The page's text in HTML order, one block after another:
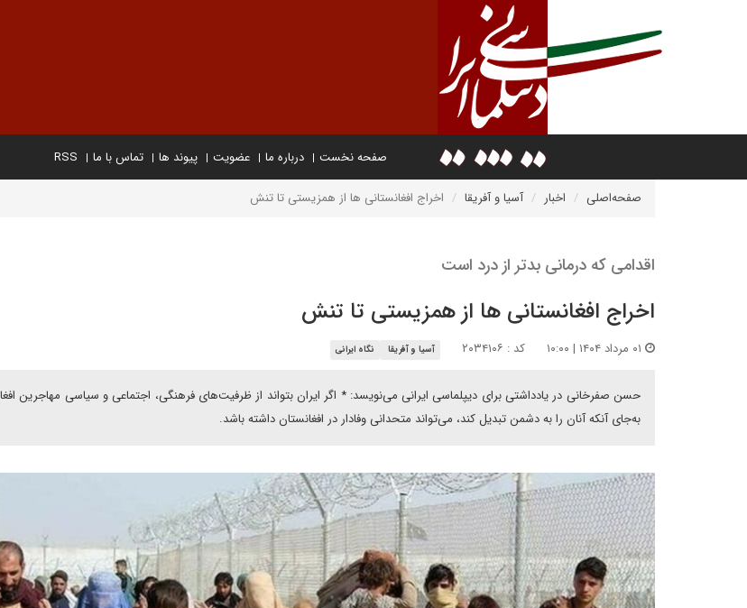
صفحه نخست درباره ما عضویت پیوند ها تماس با ما RSS
صفحه‌اصلی اخبار آسیا و آفریقا اخراج افغانستانی ها از همزیستی تا تنش
اقدامی که درمانی بدتر از درد است
اخراج افغانستانی ها از همزیستی تا تنش
کد : ۲۰۳۴۱۰۶ آسیا و آفریقا نگاه ایرانی
حسن صفرخانی در یادداشتی برای دیپلماسی ایرانی می‌نویسد: * اگر ایران بتواند از ظرفیت‌های فرهنگی، اجتماعی و سیاسی مهاجرین
به‌جای آنکه آنان را به دشمن تبدیل کند، می‌تواند متحدانی وفادار در افغانستان داشته باشد.